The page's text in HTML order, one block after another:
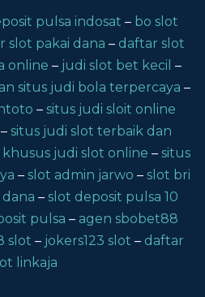
pulsa indosat – bo slot
slot pakai dana – daftar slot
online – judi slot bet kecil –
situs judi bola terpercaya –
– situs judi sloit online
– situs judi slot terbaik dan
khusus judi slot online – situs
– slot admin jarwo – slot bri
– slot deposit pulsa 10
pulsa – agen sbobet88
slot – jokers123 slot – daftar
linkaja